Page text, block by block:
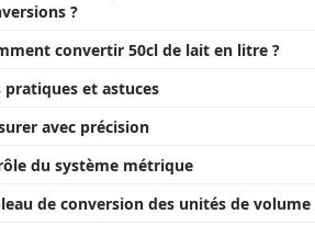
?
convertir 50cl de lait en litre ?
pratiques et astuces
avec précision
du système métrique
de conversion des unités de volume